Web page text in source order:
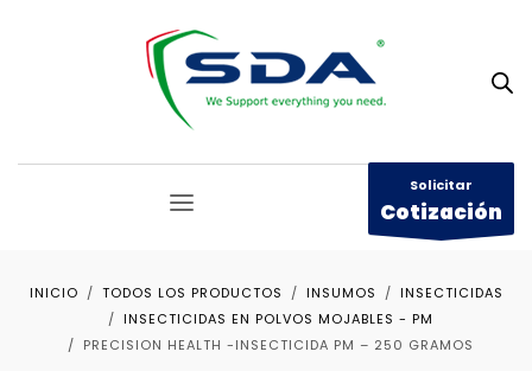
Solicitar
Cotización
INICIO TODOS LOS PRODUCTOS INSUMOS
INSECTICIDAS
INSECTICIDAS EN POLVOS MOJABLES - PM
PRECISION HEALTH -INSECTICIDA PM – 250 GRAMOS